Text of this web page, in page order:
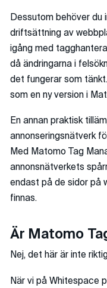
Dessutom behöver du
driftsättning av
igång med
då ändringarna i
det fungerar som
som en ny version i
En annan praktisk
annonseringsnätverk
Med Matomo Tag
annonsnätverkets
endast på de sidor på
finnas.
Är Matomo
Nej, det här är inte
När vi på Whitespace